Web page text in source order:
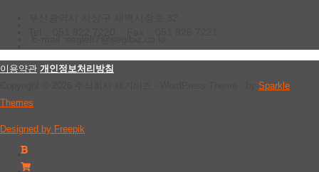
이용약관 개인정보처리방침
Sparkle
Themes
Designed by Freepik